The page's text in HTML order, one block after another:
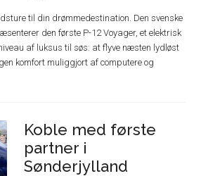
til din drømmedestination. Den svenske
den første P-12 Voyager, et elektrisk
af luksus til søs: at flyve næsten lydløst
komfort muliggjort af computere og
Koble med første
partner i
Sønderjylland